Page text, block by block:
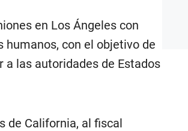
en Los Ángeles con
con el objetivo de
a las autoridades de Estados
de California, al fiscal